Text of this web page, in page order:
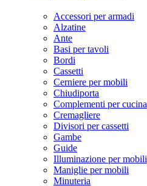
Accessori per armadi
Alzatine
Ante
Basi per tavoli
Bordi
Cassetti
Cerniere per mobili
Chiudiporta
Complementi per cucina
Cremagliere
Divisori per cassetti
Gambe
Guide
Illuminazione per mobili
Maniglie per mobili
Minuteria